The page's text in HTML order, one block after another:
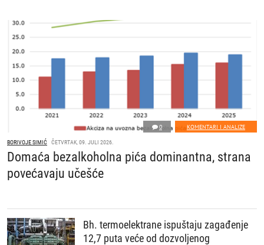
0 KOMENTARI I ANALIZE
BORIVOJE SIMIĆ ČETVRTAK, 09. JULI 2026.
Domaća bezalkoholna pića dominantna, strana
povećavaju učešće
Bh. termoelektrane ispuštaju zagađenje
12,7 puta veće od dozvoljenog